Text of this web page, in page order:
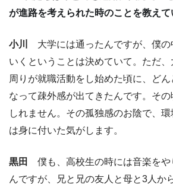
が進路を考えられた時のことを教えて
小川
大学には通ったんですが、僕の
いくということは決めていて。ただ
周りが就職活動をし始めた頃に、ど
なって疎外感が出てきたんです。そ
しれません。その孤独感のお陰で、
は身に付いた気がします。
黒田
僕も、高校生の時には音楽をや
んですが、兄と兄の友人と母と3人か